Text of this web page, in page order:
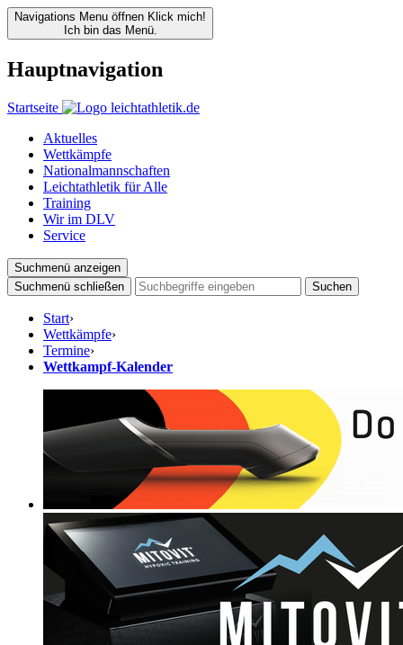
Navigations Menu öffnen Klick mich!
Ich bin das Menü.
Hauptnavigation
Startseite
Aktuelles
Wettkämpfe
Nationalmannschaften
Leichtathletik für Alle
Training
Wir im DLV
Service
Suchmenü anzeigen
Suchmenü schließen
Suchen
Start›
Wettkämpfe›
Termine›
Wettkampf-Kalender